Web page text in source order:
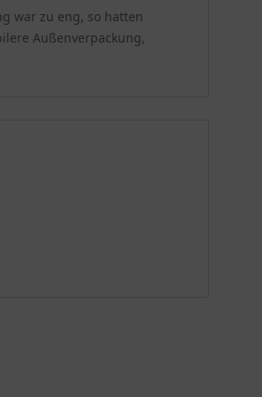
Böden, die nicht zu
eine gute Durchlässigkeit
voller Sonne entfaltet die
gleichmäßig, aber nicht
war zu eng, so hatten
Außenverpackung,